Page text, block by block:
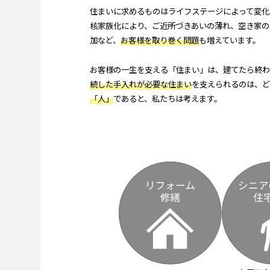
住まいに求めるものはライフステージによって変
核家族化により、ご近所づきあいの薄れ、空き家
加など、 お客様を取り巻く問題も増えています。
お客様の一生を支える「住まい」は、建てたら終
続した手入れが必要な住まいを支えられるのは、
「人」であると、私たちは考えます。